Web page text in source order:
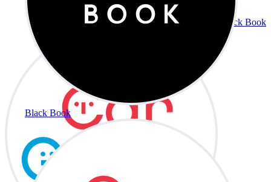
Black Book
Black Book